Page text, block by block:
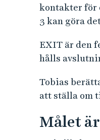
kontakter för
3 kan göra
EXIT är den
hålls
Tobias
att ställa om
Målet